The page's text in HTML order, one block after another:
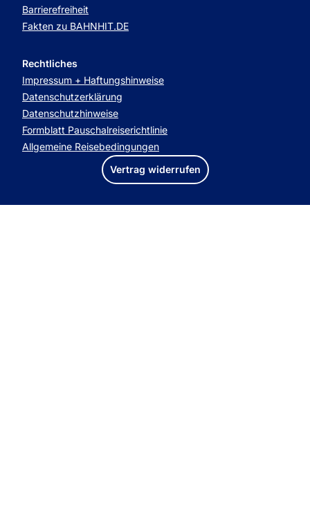
Barrierefreiheit
Fakten zu BAHNHIT.DE
Rechtliches
Impressum + Haftungshinweise
Datenschutzerklärung
Datenschutzhinweise
Formblatt Pauschalreiserichtlinie
Allgemeine Reisebedingungen
Vertrag widerrufen